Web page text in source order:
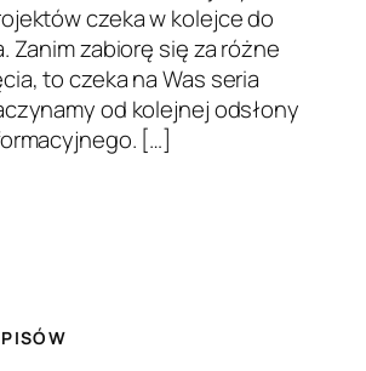
czeka w kolejce do
Zanim zabiorę się za różne
to czeka na Was seria
od kolejnej odsłony
[…]